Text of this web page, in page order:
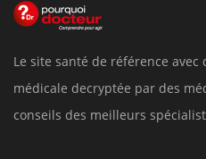
Le site santé de référence
médicale decryptée par des
conseils des meilleurs